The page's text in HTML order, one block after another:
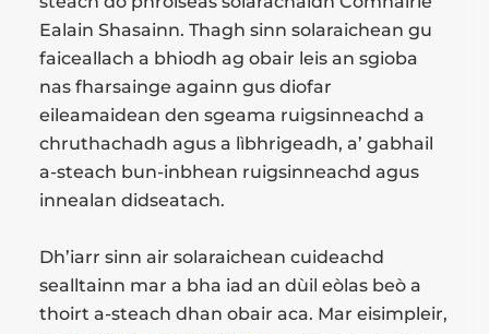
Ealain Shasainn. Thagh sinn solaraichean gu
faiceallach a bhiodh ag obair leis an sgioba
nas fharsainge againn gus diofar
eileamaidean den sgeama ruigsinneachd a
chruthachadh agus a lìbhrigeadh, a’ gabhail
a-steach bun-inbhean ruigsinneachd agus
innealan didseatach.
Dh’iarr sinn air solaraichean cuideachd
sealltainn mar a bha iad an dùil eòlas beò a
thoirt a-steach dhan obair aca. Mar eisimpleir,